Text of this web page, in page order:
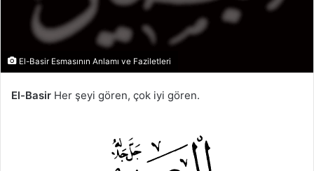
El-Basir Esmasının Anlamı ve Faziletleri
El-Basir Her şeyi gören, çok iyi gören.